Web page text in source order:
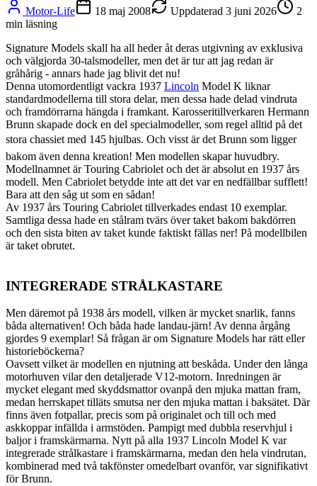
Motor-Life 18 maj 2008 Uppdaterad 3 juni 2026
2
min läsning
Signature Models skall ha all heder åt deras utgivning av exklusiva
och välgjorda 30-talsmodeller, men det är tur att jag redan är
gråhårig - annars hade jag blivit det nu!
Denna utomordentligt vackra 1937 Lincoln Model K liknar
standardmodellerna till stora delar, men dessa hade delad vindruta
och framdörrarna hängda i framkant. Karosseritillverkaren Hermann
Brunn skapade dock en del specialmodeller, som regel alltid på det
stora chassiet med 145 hjulbas. Och visst är det Brunn som ligger
bakom även denna kreation! Men modellen skapar huvudbry.
Modellnamnet är Touring Cabriolet och det är absolut en 1937 års
modell. Men Cabriolet betydde inte att det var en nedfällbar sufflett!
Bara att den såg ut som en sådan!
Av 1937 års Touring Cabriolet tillverkades endast 10 exemplar.
Samtliga dessa hade en stålram tvärs över taket bakom bakdörren
och den sista biten av taket kunde faktiskt fällas ner! På modellbilen
är taket obrutet.
INTEGRERADE STRÅLKASTARE
Men däremot på 1938 års modell, vilken är mycket snarlik, fanns
båda alternativen! Och båda hade landau-järn! Av denna årgång
gjordes 9 exemplar! Så frågan är om Signature Models har rätt eller
historieböckerna?
Oavsett vilket är modellen en njutning att beskåda. Under den långa
motorhuven vilar den detaljerade V12-motorn. Inredningen är
mycket elegant med skyddsmattor ovanpå den mjuka mattan fram,
medan herrskapet tilläts smutsa ner den mjuka mattan i baksätet. Där
finns även fotpallar, precis som på originalet och till och med
askkoppar infällda i armstöden. Pampigt med dubbla reservhjul i
baljor i framskärmarna. Nytt på alla 1937 Lincoln Model K var
integrerade strålkastare i framskärmarna, medan den hela vindrutan,
kombinerad med två takfönster omedelbart ovanför, var signifikativt
för Brunn.